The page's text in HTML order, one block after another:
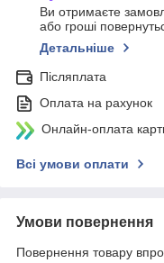
Ви отримаєте
або гроші
Детальніше
Післяплата
Оплата на рахунок
Онлайн-оплата
Всі умови оплати
Умови повернення
Повернення товару